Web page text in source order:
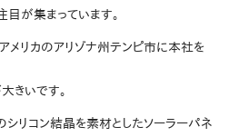
が集まっています。
メリカのアリゾナ州テンピ市に本社を
きいです。
シリコン結晶を素材としたソーラーパネ